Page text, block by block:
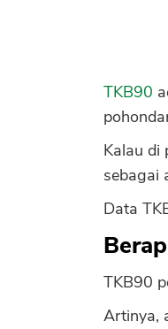
TKB90
Kalau di
sebagai
Data
TKB90
Artinya,